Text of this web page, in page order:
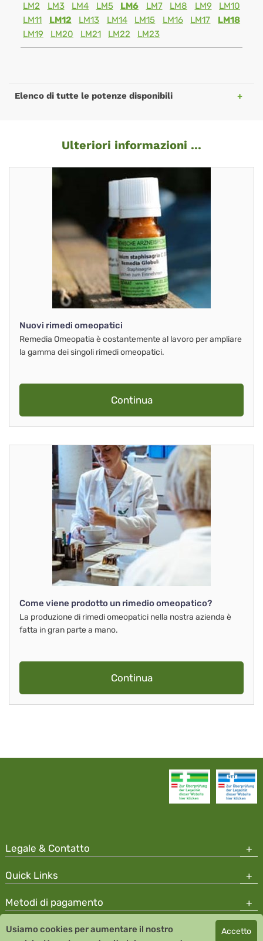
LM2
LM3 LM4 LM5 LM6 LM7 LM8 LM9
LM10
LM11
LM12 LM13 LM14 LM15 LM16 LM17
LM18
LM19
LM20 LM21 LM22 LM23
Elenco di tutte le potenze disponibili
Ulteriori informazioni ...
Nuovi rimedi omeopatici
Remedia Omeopatia è costantemente al lavoro per ampliare
la gamma dei singoli rimedi omeopatici.
Continua
Come viene prodotto un rimedio omeopatico?
La produzione di rimedi omeopatici nella nostra azienda è
fatta in gran parte a mano.
Continua
Legale & Contatto
Quick Links
Metodi di pagamento
Copyright © 2026 Team Santé Salvator Apotheke
Usiamo cookies per aumentare il nostro
Accetto